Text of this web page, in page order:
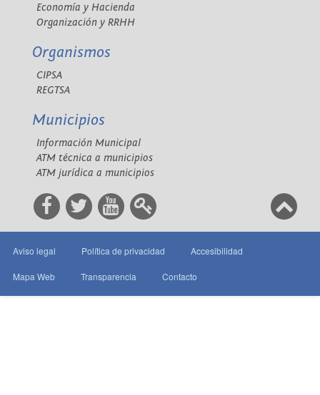
Economía y Hacienda
Organización y RRHH
Organismos
CIPSA
REGTSA
Municipios
Información Municipal
ATM técnica a municipios
ATM jurídica a municipios
Aviso legal Política de privacidad Accesibilidad
Mapa Web Transparencia Contacto